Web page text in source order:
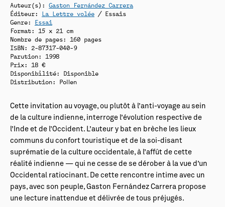
Auteur(s): Gaston Fernández Carrera
Éditeur: La Lettre volée / Essais
Genre: Essai
Format: 15 x 21 cm
Nombre de pages: 160 pages
ISBN: 2-87317-040-9
Parution: 1998
Prix: 18 €
Disponibilité:
Disponible
Distribution: Pollen
Cette invitation au voyage, ou plutôt à l’anti-voyage au sein
de la culture indienne, interroge l’évolution respective de
l’Inde et de l’Occident. L’auteur y bat en brèche les lieux
communs du confort touristique et de la soi-disant
suprématie de la culture occidentale, à l’affût de cette
réalité indienne — qui ne cesse de se dérober à la vue d’un
Occidental ratiocinant. De cette rencontre intime avec un
pays, avec son peuple, Gaston Fernández Carrera propose
une lecture inattendue et délivrée de tous préjugés.